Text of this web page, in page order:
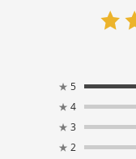
★ 5
★ 4
★ 3
★ 2